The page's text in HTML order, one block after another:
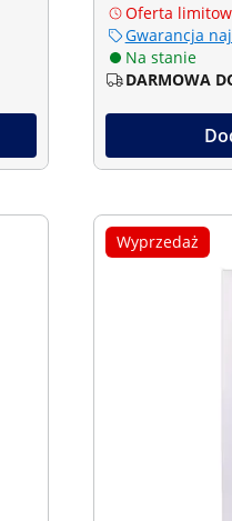
Oferta
Gwarancja
Na stanie
DARMOWA
Wyprzedaż